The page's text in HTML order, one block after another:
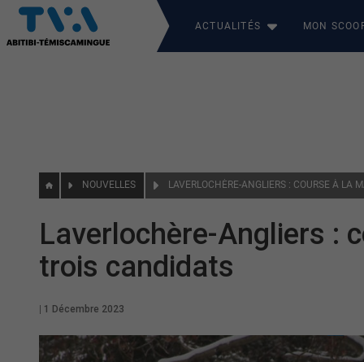
ACTUALITÉS MON
NOUVELLES
Laverlochère-Angliers :
trois candidats
1 Décembre 2023